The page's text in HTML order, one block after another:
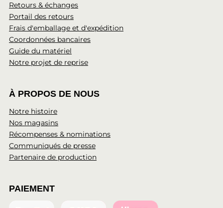
Retours & échanges
Portail des retours
Frais d'emballage et d'expédition
Coordonnées bancaires
Guide du matériel
Notre projet de reprise
À PROPOS DE NOUS
Notre histoire
Nos magasins
Récompenses & nominations
Communiqués de presse
Partenaire de production
PAIEMENT